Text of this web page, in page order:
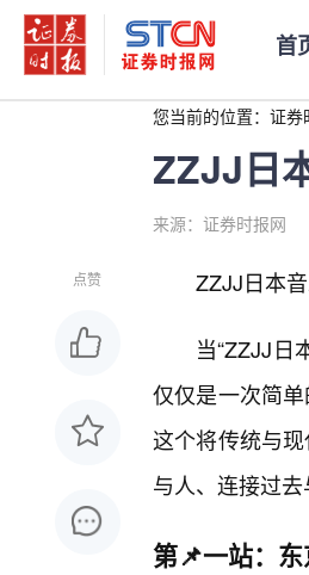
首
您当前的位置： 证券
ZZJJ日
来源：证券时报网
点赞 ZZJJ日本
当“ZZJJ日
仅仅是一次简
这个将传统与
与人、连接过去
第📌一站：